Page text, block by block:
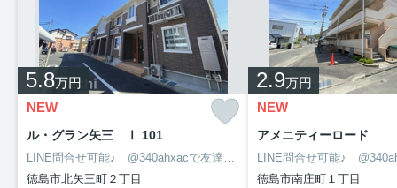
5.8万円
NEW
ル・グラン矢三 Ⅰ 101
LINE問合せ可能♪ @340ahxacで友達検索して下さい
徳島市北矢三町２丁目
2.9万円
NEW
アメニティーロード
徳島市南庄町１丁目